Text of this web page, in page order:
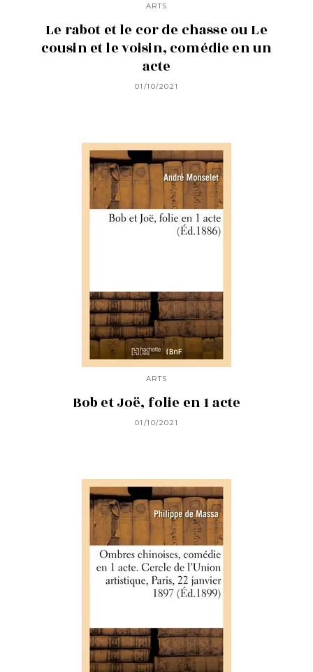
ARTS
Le rabot et le cor de chasse ou Le
cousin et le voisin, comédie en un
acte
01/10/2021
ARTS
Bob et Joë, folie en 1 acte
01/10/2021